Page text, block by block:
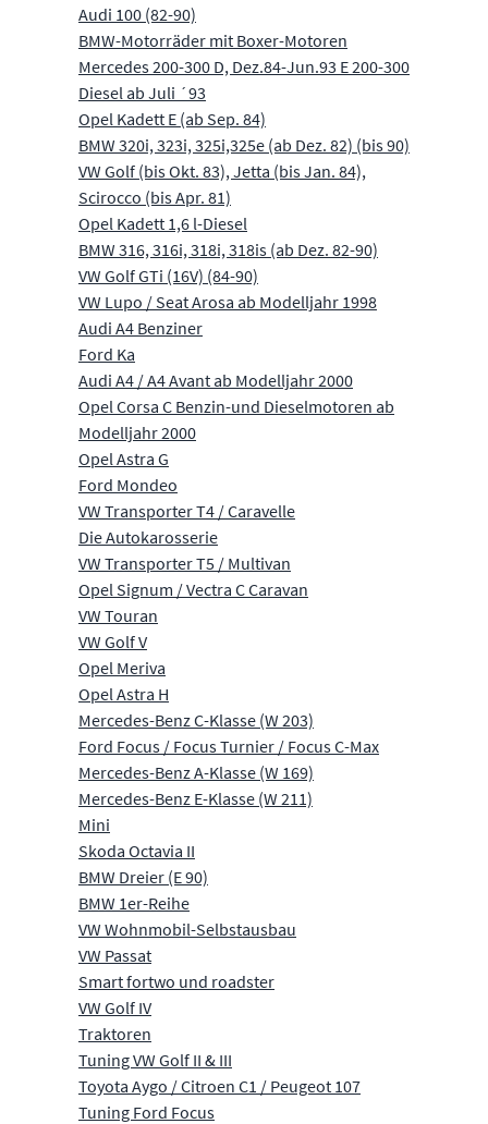
Audi 100 (82-90)
BMW-Motorräder mit Boxer-Motoren
Mercedes 200-300 D, Dez.84-Jun.93 E 200-300
Diesel ab Juli ´93
Opel Kadett E (ab Sep. 84)
BMW 320i, 323i, 325i,325e (ab Dez. 82) (bis 90)
VW Golf (bis Okt. 83), Jetta (bis Jan. 84),
Scirocco (bis Apr. 81)
Opel Kadett 1,6 l-Diesel
BMW 316, 316i, 318i, 318is (ab Dez. 82-90)
VW Golf GTi (16V) (84-90)
VW Lupo / Seat Arosa ab Modelljahr 1998
Audi A4 Benziner
Ford Ka
Audi A4 / A4 Avant ab Modelljahr 2000
Opel Corsa C Benzin-und Dieselmotoren ab
Modelljahr 2000
Opel Astra G
Ford Mondeo
VW Transporter T4 / Caravelle
Die Autokarosserie
VW Transporter T5 / Multivan
Opel Signum / Vectra C Caravan
VW Touran
VW Golf V
Opel Meriva
Opel Astra H
Mercedes-Benz C-Klasse (W 203)
Ford Focus / Focus Turnier / Focus C-Max
Mercedes-Benz A-Klasse (W 169)
Mercedes-Benz E-Klasse (W 211)
Mini
Skoda Octavia II
BMW Dreier (E 90)
BMW 1er-Reihe
VW Wohnmobil-Selbstausbau
VW Passat
Smart fortwo und roadster
VW Golf IV
Traktoren
Tuning VW Golf II & III
Toyota Aygo / Citroen C1 / Peugeot 107
Tuning Ford Focus